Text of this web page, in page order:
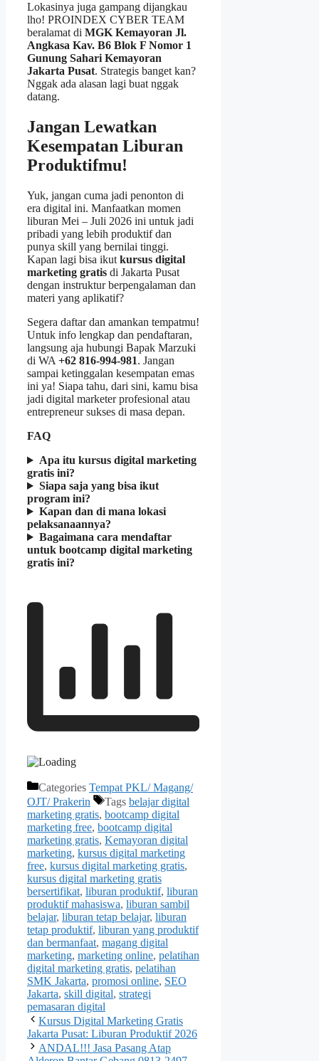
Lokasinya juga gampang dijangkau
lho! PROINDEX CYBER TEAM
beralamat di MGK Kemayoran Jl.
Angkasa Kav. B6 Blok F Nomor 1
Gunung Sahari Kemayoran
Jakarta Pusat. Strategis banget kan?
Nggak ada alasan lagi buat nggak
datang.
Jangan Lewatkan
Kesempatan Liburan
Produktifmu!
Yuk, jangan cuma jadi penonton di
era digital ini. Manfaatkan momen
liburan Mei – Juli 2026 ini untuk jadi
pribadi yang lebih produktif dan
punya skill yang bernilai tinggi.
Kapan lagi bisa ikut kursus digital
marketing gratis di Jakarta Pusat
dengan instruktur berpengalaman dan
materi yang aplikatif?
Segera daftar dan amankan tempatmu!
Untuk info lengkap dan pendaftaran,
langsung aja hubungi Bapak Marzuki
di WA +62 816-994-981. Jangan
sampai ketinggalan kesempatan emas
ini ya! Siapa tahu, dari sini, kamu bisa
jadi digital marketer profesional atau
entrepreneur sukses di masa depan.
FAQ
Apa itu kursus digital marketing
gratis ini?
Siapa saja yang bisa ikut
program ini?
Kapan dan di mana lokasi
pelaksanaannya?
Bagaimana cara mendaftar
untuk bootcamp digital marketing
gratis ini?
Categories Tempat PKL/ Magang/
OJT/ Prakerin
Tags belajar digital
marketing gratis, bootcamp digital
marketing free, bootcamp digital
marketing gratis, Kemayoran digital
marketing, kursus digital marketing
free, kursus digital marketing gratis,
kursus digital marketing gratis
bersertifikat, liburan produktif, liburan
produktif mahasiswa, liburan sambil
belajar, liburan tetap belajar, liburan
tetap produktif, liburan yang produktif
dan bermanfaat, magang digital
marketing, marketing online, pelatihan
digital marketing gratis, pelatihan
SMK Jakarta, promosi online, SEO
Jakarta, skill digital, strategi
pemasaran digital
Kursus Digital Marketing Gratis
Jakarta Pusat: Liburan Produktif 2026
ANDAL!!! Jasa Pasang Atap